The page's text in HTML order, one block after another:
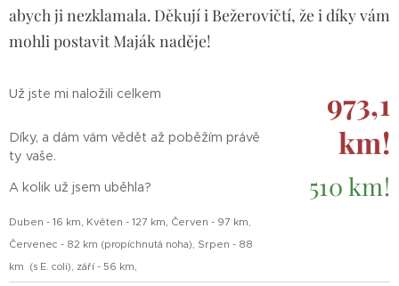
abych ji nezklamala. Děkují i Bežerovičtí, že i díky vám
mohli postavit Maják naděje!
Už jste mi naložili celkem
Díky, a dám vám vědět až poběžím právě
ty vaše.
A kolik už jsem uběhla?
Duben - 16 km, Květen - 127 km, Červen - 97 km
Červenec - 82 km (propíchnutá noha), Srpen - 88
km (s E. coli), září - 56 km,
973,1
km!
510 km!